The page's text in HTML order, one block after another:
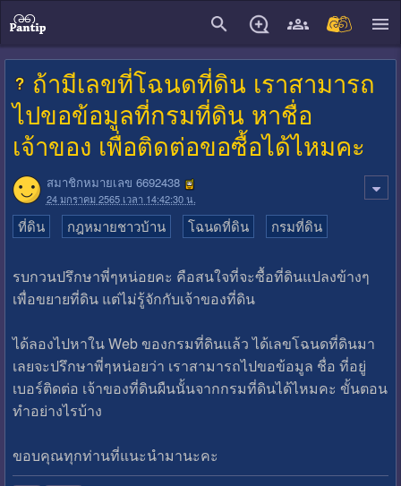
ถ้ามีเลขที่โฉนดที่ดิน เราสามารถ
ไปขอข้อมูลที่กรมที่ดิน หาชื่อ
เจ้าของ เพื่อติดต่อขอซื้อได้ไหมคะ
สมาชิกหมายเลข 6692438
24 มกราคม 2565 เวลา 14:42:30 น.
ที่ดิน กฎหมายชาวบ้าน โฉนดที่ดิน กรมที่ดิน
รบกวนปรึกษาพี่ๆหน่อยคะ คือสนใจที่จะซื้อที่ดินแปลงข้างๆ
เพื่อขยายที่ดิน แต่ไม่รู้จักกับเจ้าของที่ดิน
ได้ลองไปหาใน Web ของกรมที่ดินแล้ว ได้เลขโฉนดที่ดินมา
เลยจะปรึกษาพี่ๆหน่อยว่า เราสามารถไปขอข้อมูล ชื่อ ที่อยู่
เบอร์ติดต่อ เจ้าของที่ดินผืนนั้นจากกรมที่ดินได้ไหมคะ ขั้นตอน
ทำอย่างไรบ้าง
ขอบคุณทุกท่านที่แนะนำมานะคะ
close